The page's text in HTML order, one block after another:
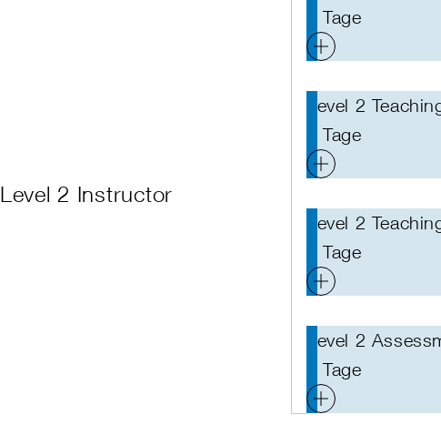
Level 2 Instructor
2 Tage
Level 2
5 Tage
Level 2
5 Tage
Level 2
2 Tage